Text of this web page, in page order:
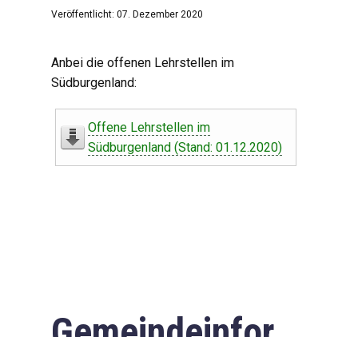
Veröffentlicht: 07. Dezember 2020
Anbei die offenen Lehrstellen im
Südburgenland:
Offene Lehrstellen im
Südburgenland (Stand: 01.12.2020)